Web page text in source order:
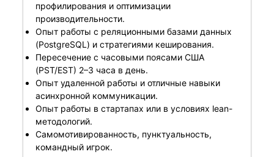
профилирования и оптимизации
производительности.
Опыт работы с реляционными базами данных
(PostgreSQL) и стратегиями кеширования.
Пересечение с часовыми поясами США
(PST/EST) 2–3 часа в день.
Опыт удаленной работы и отличные навыки
асинхронной коммуникации.
Опыт работы в стартапах или в условиях lean-
методологий.
Самомотивированность, пунктуальность,
командный игрок.